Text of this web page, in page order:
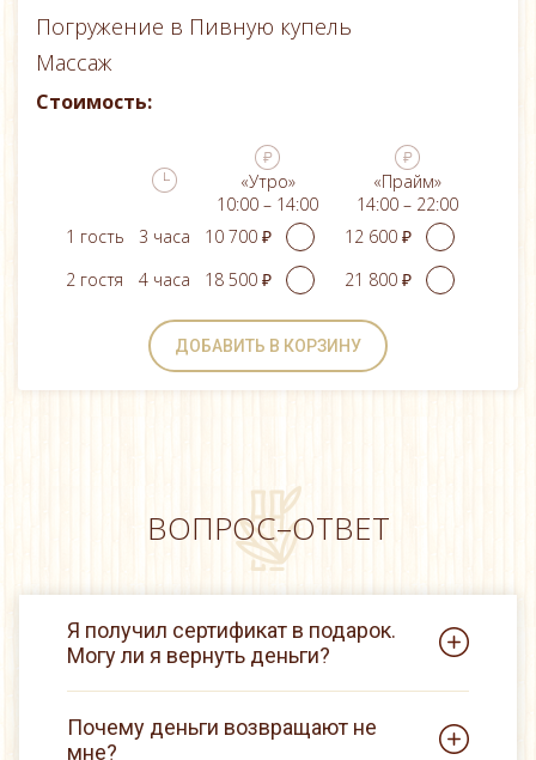
Погружение в Пивную купель
Массаж
Стоимость:
«Утро»
10:00 – 14:00
«Прайм»
14:00 – 22:00
1 гость
3 часа
2 гостя
4 часа
ДОБАВИТЬ В КОРЗИНУ
ВОПРОС–ОТВЕТ
Я получил сертификат в подарок.
Могу ли я вернуть деньги?
Почему деньги возвращают не
мне?